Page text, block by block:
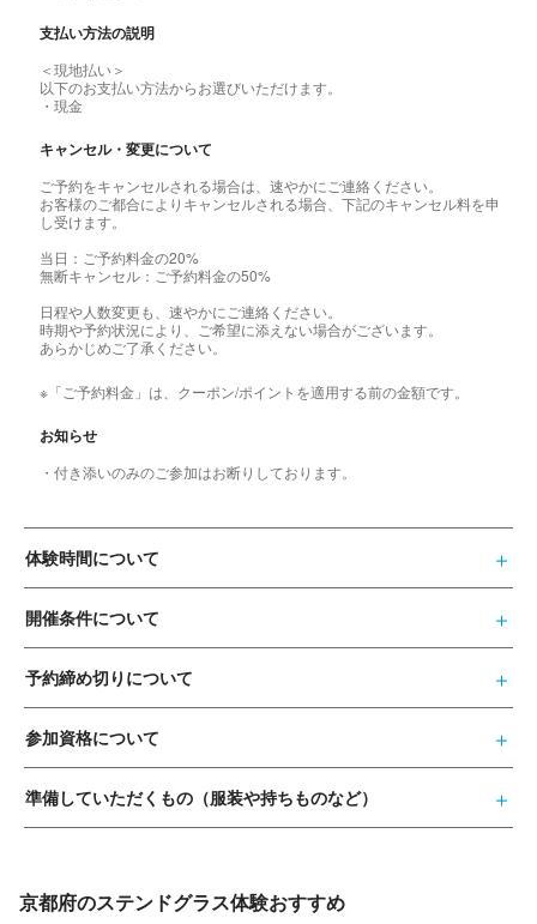
支払い方法の説明
＜現地払い＞
以下のお支払い方法からお選びいただけます。
・現金
キャンセル・変更について
ご予約をキャンセルされる場合は、速やかにご連絡ください。
お客様のご都合によりキャンセルされる場合、下記のキャンセル料を申
し受けます。
当日：ご予約料金の20%
無断キャンセル：ご予約料金の50%
日程や人数変更も、速やかにご連絡ください。
時期や予約状況により、ご希望に添えない場合がございます。
あらかじめご了承ください。
※「ご予約料金」は、クーポン/ポイントを適用する前の金額です。
お知らせ
・付き添いのみのご参加はお断りしております。
体験時間について
開催条件について
予約締め切りについて
参加資格について
準備していただくもの（服装や持ちものなど）
京都府のステンドグラス体験おすすめ